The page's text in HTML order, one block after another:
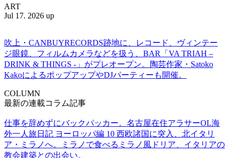
ART
Jul 17. 2026 up
吹上・CANBUYRECORDS跡地に、レコード、ヴィンテー
ジ眼鏡、フィルムカメラなどを扱う、BAR「VA TRIAH –
DRINK & THINGS -」がプレオープン。陶芸作家・Satoko
KakoによるポップアップやDJパーティーも開催。
COLUMN
最新の連載コラム記事
仕事を辞めずにバックパッカー。名古屋在住アラサーOL海
外一人旅日記 ヨーロッパ編 10 西欧諸国に突入、北イタリ
ア・ミラノへ。ミラノで食べるミラノ風ドリア、イタリアの
教会建築との出会い。